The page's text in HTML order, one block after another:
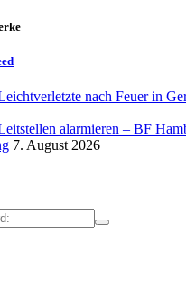
nach Feuer in
alarmieren – BF
7. August 2026